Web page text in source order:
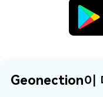
Geonection이